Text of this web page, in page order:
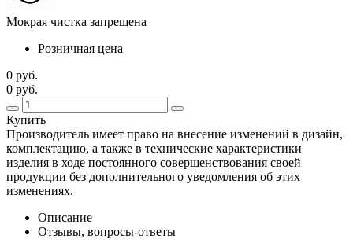
Мокрая чистка запрещена
Розничная цена
0 руб.
0 руб.
Купить
Производитель имеет право на внесение изменений в дизайн,
комплектацию, а также в технические характеристики
изделия в ходе постоянного совершенствования своей
продукции без дополнительного уведомления об этих
изменениях.
Описание
Отзывы, вопросы-ответы